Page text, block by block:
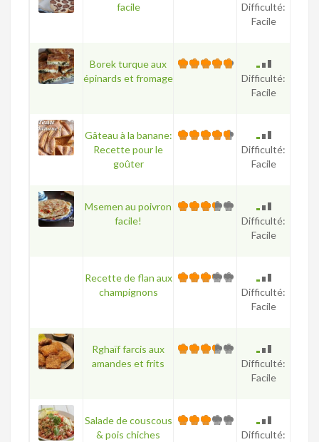
facile
Difficulté:
Facile
Borek turque aux
épinards et fromage
Difficulté:
Facile
Gâteau à la banane:
Recette pour le
goûter
Difficulté:
Facile
Msemen au poivron
facile!
Difficulté:
Facile
Recette de flan aux
champignons
Difficulté:
Facile
Rghaïf farcis aux
amandes et frits
Difficulté:
Facile
Salade de couscous
& pois chiches
Difficulté: